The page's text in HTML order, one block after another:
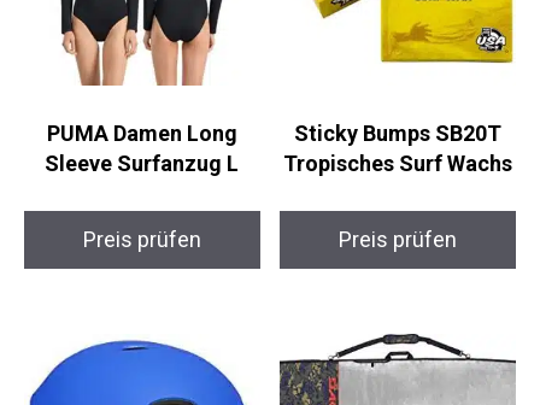
PUMA Damen Long
Sleeve Surfanzug L
Sticky Bumps SB20T
Tropisches Surf
Wachs